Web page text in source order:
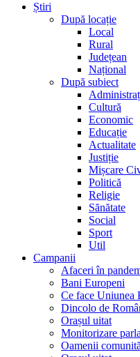
Știri
După locație
Local
Rural
Județean
Național
După subiect
Cultură
Economic
Educație
Actualitate
Justiție
Mișcare
Politică
Religie
Sănătate
Social
Sport
Util
Campanii
Afaceri în
Bani Europeni
Ce face Uniunea
Dincolo de
Orașul uitat
Monitorizare
Oamenii